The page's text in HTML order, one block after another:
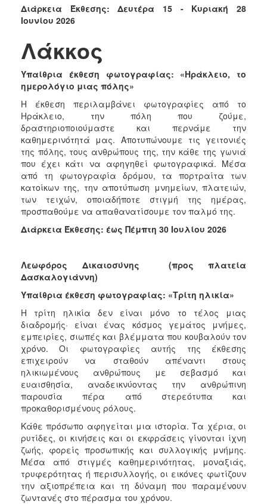
Διάρκεια Έκθεσης: Δευτέρα 15 - Κυριακή 28
Ιουνίου 2026
Λάκκος
Υπαίθρια έκθεση φωτογραφίας: «Ηράκλειο, το
ημερολόγιο μιας πόλης»
Η έκθεση περιλαμβάνει φωτογραφίες από το
Ηράκλειο, την πόλη που ζούμε,
δραστηριοποιούμαστε και περνάμε την
καθημερινότητά μας. Αποτυπώνουμε τις γειτονιές
της πόλης, τους ανθρώπους της, την κάθε της γωνιά
που έχει κάτι να αφηγηθεί φωτογραφικά. Μέσα
από τη φωτογραφία δρόμου, τα πορτραίτα των
κατοίκων της, την αποτύπωση μνημείων, πλατειών,
των τειχών, οποιαδήποτε στιγμή της ημέρας,
προσπαθούμε να απαθανατίσουμε τον παλμό της.
Διάρκεια Έκθεσης: έως Πέμπτη 30 Ιουλίου 2026
Λεωφόρος Δικαιοσύνης
(προς πλατεία
Δασκαλογιάννη)
Υπαίθρια έκθεση φωτογραφίας: «Τρίτη ηλικία»
Η τρίτη ηλικία δεν είναι μόνο το τέλος μιας
διαδρομής· είναι ένας κόσμος γεμάτος μνήμες,
εμπειρίες, σιωπές και βλέμματα που κουβαλούν τον
χρόνο. Οι φωτογραφίες αυτής της έκθεσης
επιχειρούν να σταθούν απέναντι στους
ηλικιωμένους ανθρώπους με σεβασμό και
ευαισθησία, αναδεικνύοντας την ανθρώπινη
παρουσία πέρα από στερεότυπα και
προκαθορισμένους ρόλους.
Κάθε πρόσωπο αφηγείται μια ιστορία. Τα χέρια, οι
ρυτίδες, οι κινήσεις και οι εκφράσεις γίνονται ίχνη
ζωής, φορείς προσωπικής και συλλογικής μνήμης.
Μέσα από στιγμές καθημερινότητας, μοναξιάς,
τρυφερότητας ή περισυλλογής, οι εικόνες φωτίζουν
την αξιοπρέπεια και τη δύναμη που παραμένουν
ζωντανές στο πέρασμα του χρόνου.